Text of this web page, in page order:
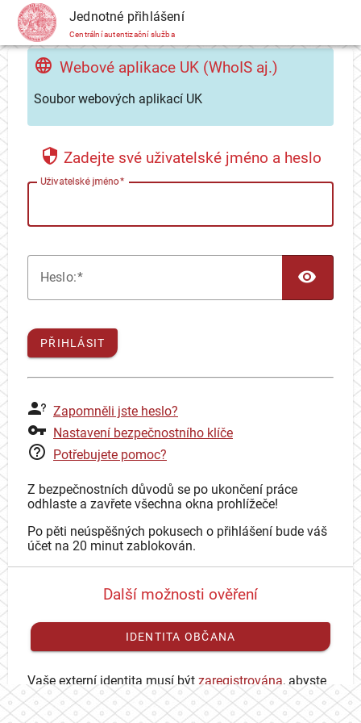
CAS Jednotné přihlášení
Centrální autentizační služba
Webové aplikace UK (WhoIS aj.)
Soubor webových aplikací UK
Zadejte své uživatelské jméno a heslo
Uživatelské jméno
Heslo:
PŘIHLÁSIT
Zapomněli jste heslo?
Nastavení bezpečnostního klíče
Potřebujete pomoc?
Z bezpečnostních důvodů se po ukončení práce
odhlaste a zavřete všechna okna prohlížeče!
Po pěti neúspěšných pokusech o přihlášení bude váš
účet na 20 minut zablokován.
Další možnosti ověření
IDENTITA OBČANA
Vaše externí identita musí být zaregistrována, abyste
se mohli přihlásit ke svému CAS účtu.